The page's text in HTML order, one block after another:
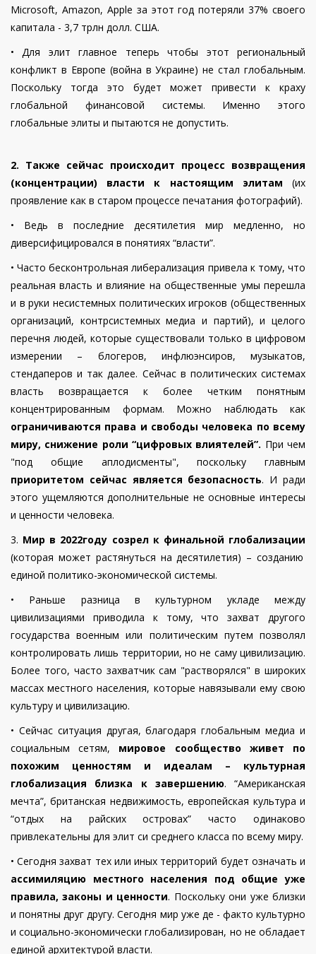
Microsoft, Amazon, Apple за этот год потеряли 37% своего
капитала - 3,7 трлн долл. США.
•Для элит главное теперь чтобы этот региональный
конфликт в Европе (война в Украине) не стал глобальным.
Поскольку тогда это будет может привести к краху
глобальной финансовой системы. Именно этого
глобальные элиты и пытаются не допустить.
2. Также сейчас происходит процесс возвращения
(концентрации) власти к настоящим элитам (их
проявление как в старом процессе печатания фотографий).
• Ведь в последние десятилетия мир медленно, но
диверсифицировался в понятиях “власти”.
•Часто бесконтрольная либерализация привела к тому, что
реальная власть и влияние на общественные умы перешла
и в руки несистемных политических игроков (общественных
организаций, контрсистемных медиа и партий), и целого
перечня людей, которые существовали только в цифровом
измерении – блогеров, инфлюэнсиров, музыкатов,
стендаперов и так далее. Сейчас в политических системах
власть возвращается к более четким понятным
концентрированным формам. Можно наблюдать как
ограничиваются права и свободы человека по всему
миру, снижение роли “цифровых влиятелей”. При чем
"под общие аплодисменты", поскольку главным
приоритетом сейчас является безопасность. И ради
этого ущемляются дополнительные не основные интересы
и ценности человека.
3. Мир в 2022году созрел к финальной глобализации
(которая может растянуться на десятилетия) – созданию
единой политико-экономической системы.
• Раньше разница в культурном укладе между
цивилизациями приводила к тому, что захват другого
государства военным или политическим путем позволял
контролировать лишь территории, но не саму цивилизацию.
Более того, часто захватчик сам "растворялся" в широких
массах местного населения, которые навязывали ему свою
культуру и цивилизацию.
• Сейчас ситуация другая, благодаря глобальным медиа и
социальным сетям, мировое сообщество живет по
похожим ценностям и идеалам – культурная
глобализация близка к завершению. “Американская
мечта”, британская недвижимость, европейская культура и
“отдых на райских островах” часто одинаково
привлекательны для элит си среднего класса по всему миру.
•Сегодня захват тех или иных территорий будет означать и
ассимиляцию местного населения под общие уже
правила, законы и ценности. Поскольку они уже близки
и понятны друг другу. Сегодня мир уже де - факто культурно
и социально-экономическиглобализирован, но не обладает
единой архитектурой власти.